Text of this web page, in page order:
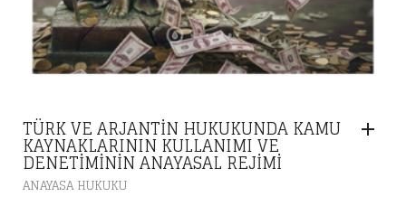
TÜRK VE ARJANTIN HUKUKUNDA KAMU
KAYNAKLARININ KULLANIMI VE
DENETIMININ ANAYASAL REJIMI
ANAYASA HUKUKU